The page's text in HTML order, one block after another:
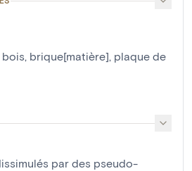
bois, brique[matière], plaque de
par des pseudo-